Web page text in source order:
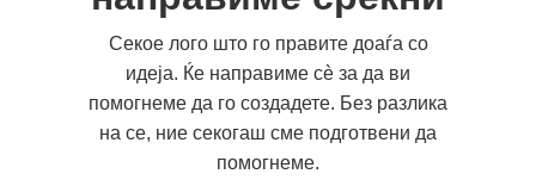
Секое лого што го правите доаѓа со
идеја. Ќе направиме сè за да ви
помогнеме да го создадете. Без разлика
на се, ние секогаш сме подготвени да
помогнеме.